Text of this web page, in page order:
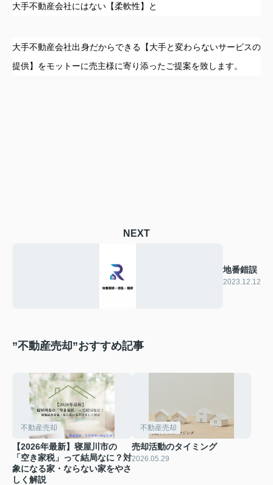
大手不動産会社にはない【柔軟性】と
大手不動産会社出身だからできる【大手と変わらないサービスの
提供】をモットーに売主様に寄り添ったご提案を致します。
NEXT
地番錯誤
2023.12.12
”不動産売却”おすすめ記事
不動産売却
【2026年最新】寝屋川市の
「空き家税」って結局なに？対
象になる家・ならない家をやさ
しく解説
不動産売却
売却活動のタイミング
2026.05.29